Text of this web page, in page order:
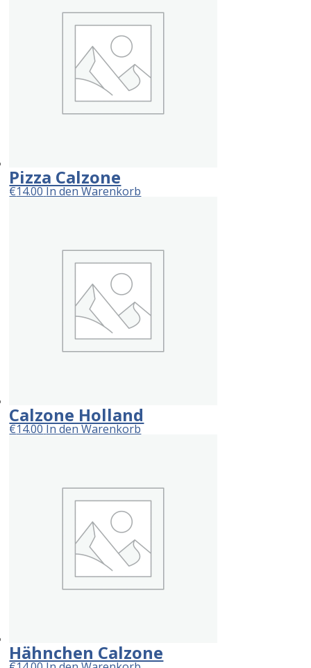
Pizza Calzone
€14.00In den Warenkorb
Calzone Holland
€14.00In den Warenkorb
Hähnchen Calzone